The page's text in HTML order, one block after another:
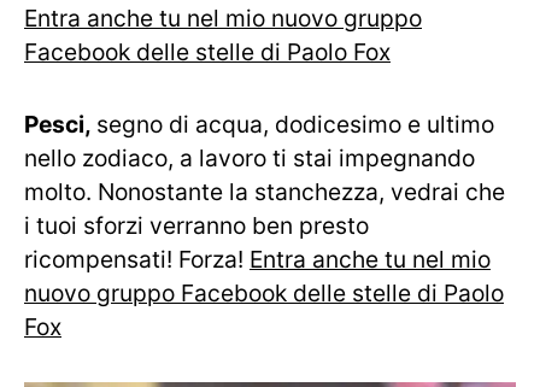
Entra anche tu nel mio nuovo gruppo
Facebook delle stelle di Paolo Fox
Pesci, segno di acqua, dodicesimo e ultimo
nello zodiaco, a lavoro ti stai impegnando
molto. Nonostante la stanchezza, vedrai che
i tuoi sforzi verranno ben presto
ricompensati! Forza! Entra anche tu nel mio
nuovo gruppo Facebook delle stelle di Paolo
Fox